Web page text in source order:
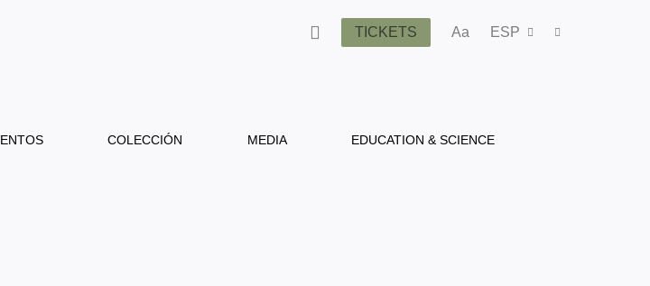
TICKETS Aa ESP
COLECCIÓN MEDIA EDUCATION & SCIENCE